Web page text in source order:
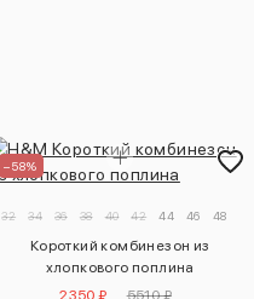
–58%
32 34 36 38 40 42 44 46 48
Короткий комбинезон из
хлопкового поплина
2350 ₽
5510 ₽